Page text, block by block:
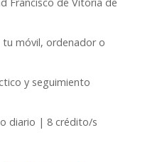
Francisco de Vitoria de
tu móvil, ordenador o
y seguimiento
diario | 8 crédito/s